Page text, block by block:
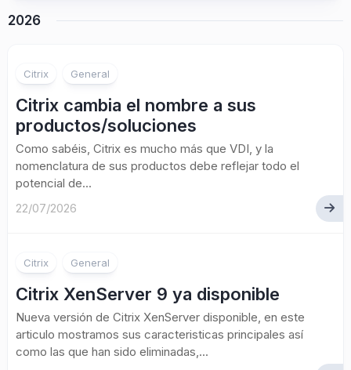
2026
Citrix General
Citrix cambia el nombre a sus
productos/soluciones
Como sabéis, Citrix es mucho más que VDI, y la
nomenclatura de sus productos debe reflejar todo el
potencial de...
22/07/2026
Citrix General
Citrix XenServer 9 ya disponible
Nueva versión de Citrix XenServer disponible, en este
articulo mostramos sus caracteristicas principales así
como las que han sido eliminadas,...